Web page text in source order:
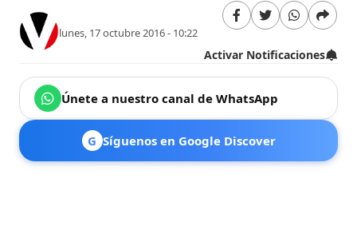
lunes, 17 octubre 2016 - 10:22
Activar Notificaciones
Únete a nuestro canal de WhatsApp
G Síguenos en Google Discover